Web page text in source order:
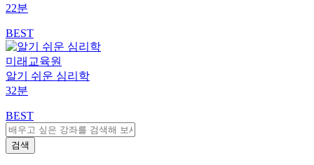
22분
BEST
미래교육원
알기 쉬운 심리학
32분
BEST